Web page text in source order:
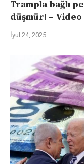
Trampla bağlı
düşmür! – Video
İyul 24, 2025